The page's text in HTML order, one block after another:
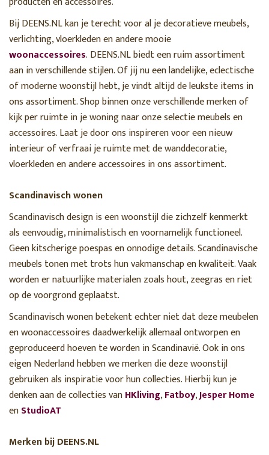
Bij DEENS.NL kan je terecht voor al je decoratieve meubels,
verlichting, vloerkleden en andere mooie
woonaccessoires. DEENS.NL biedt een ruim assortiment
aan in verschillende stijlen. Of jij nu een landelijke, eclectische
of moderne woonstijl hebt, je vindt altijd de leukste items in
ons assortiment. Shop binnen onze verschillende merken of
kijk per ruimte in je woning naar onze selectie meubels en
accessoires. Laat je door ons inspireren voor een nieuw
interieur of verfraai je ruimte met de wanddecoratie,
vloerkleden en andere accessoires in ons assortiment.
Scandinavisch wonen
Scandinavisch design is een woonstijl die zichzelf kenmerkt
als eenvoudig, minimalistisch en voornamelijk functioneel.
Geen kitscherige poespas en onnodige details. Scandinavische
meubels tonen met trots hun vakmanschap en kwaliteit. Vaak
worden er natuurlijke materialen zoals hout, zeegras en riet
op de voorgrond geplaatst.
Scandinavisch wonen betekent echter niet dat deze meubelen
en woonaccessoires daadwerkelijk allemaal ontworpen en
geproduceerd hoeven te worden in Scandinavië. Ook in ons
eigen Nederland hebben we merken die deze woonstijl
gebruiken als inspiratie voor hun collecties. Hierbij kun je
denken aan de collecties vanHKliving,Fatboy,Jesper Home
enStudioAT
Merken bij DEENS.NL